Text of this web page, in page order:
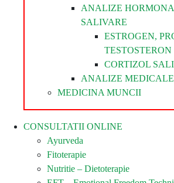
ANALIZE
SALIVARE
ESTROGEN,
TESTOSTERON
CORTIZOL
ANALIZE MEDICALE
MEDICINA MUNCII
CONSULTATII ONLINE
Ayurveda
Fitoterapie
Nutritie – Dietoterapie